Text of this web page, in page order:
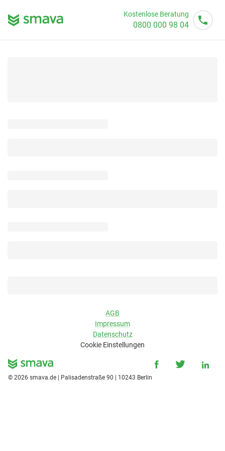
Kostenlose Beratung
0800 000 98 04
AGB
Impressum
Datenschutz
Cookie Einstellungen
© 2026 smava.de | Palisadenstraße 90 | 10243 Berlin